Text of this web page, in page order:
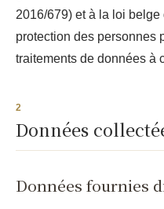
2016/679) et à la loi
protection des personnes
traitements de données à
Données
Données fournies